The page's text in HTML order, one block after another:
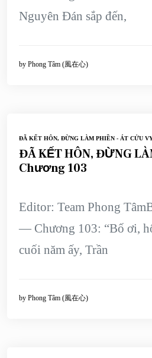
Nguyên Đán sắp đến,
by Phong Tâm (風在心)
ĐÃ KẾT HÔN, ĐỪNG LÀM PHIỀN - ÁT CỬU
ĐÃ KẾT HÔN, ĐỪNG
Chương 103
Editor: Team Phong
— Chương 103: “Bố ơi,
cuối năm ấy, Trần
by Phong Tâm (風在心)